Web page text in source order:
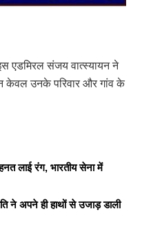
एडमिरल संजय वात्स्यायन ने
केवल उनके परिवार और गांव के
लाई रंग, भारतीय सेना में
ने अपने ही हाथों से उजाड़ डाली